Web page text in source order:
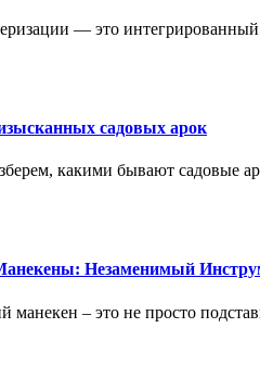
— это
садовых арок
какими бывают садовые
Незаменимый
манекен – это не просто